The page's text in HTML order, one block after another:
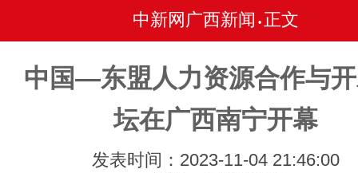
中新网广西新闻 • 正文
中国—东盟人力资源合作与
坛在广西南宁开幕
发表时间：2023-11-04 21:46:00